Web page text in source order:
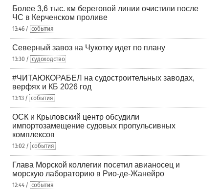
Более 3,6 тыс. км береговой линии очистили после
ЧС в Керченском проливе
13:46 / события
Северный завоз на Чукотку идет по плану
13:30 / судоходство
#ЧИТАЮКОРАБЕЛ на судостроительных заводах,
верфях и КБ 2026 год
13:13 / события
ОСК и Крыловский центр обсудили
импортозамещение судовых пропульсивных
комплексов
13:02 / события
Глава Морской коллегии посетил авианосец и
морскую лабораторию в Рио-де-Жанейро
12:44 / события